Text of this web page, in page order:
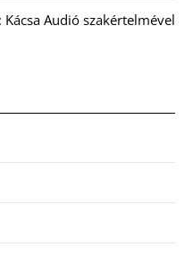
Audió szakértelmével